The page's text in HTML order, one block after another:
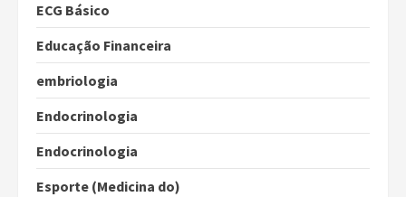
ECG Básico
Educação Financeira
embriologia
Endocrinologia
Endocrinologia
Esporte (Medicina do)